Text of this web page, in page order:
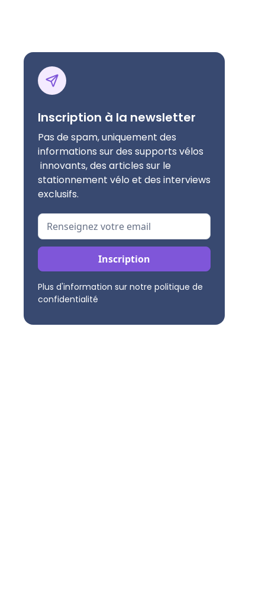
Inscription à la newsletter
Pas de spam, uniquement des
informations sur des supports vélos
innovants, des articles sur le
stationnement vélo et des interviews
exclusifs.
Plus d'information sur notre politique de
confidentialité